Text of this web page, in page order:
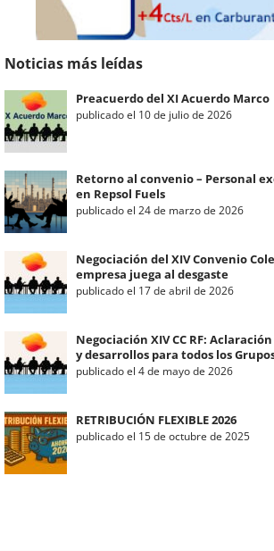
Noticias más leídas
Preacuerdo del XI Acuerdo Marco
publicado el 10 de julio de 2026
Retorno al convenio – Personal
en Repsol Fuels
publicado el 24 de marzo de 2026
Negociación del XIV Convenio
empresa juega al desgaste
publicado el 17 de abril de 2026
Negociación XIV CC RF:
y desarrollos para todos los
publicado el 4 de mayo de 2026
RETRIBUCIÓN FLEXIBLE 2026
publicado el 15 de octubre de 2025